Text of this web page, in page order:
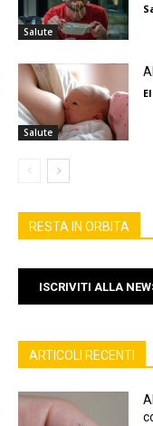
Salute
Salute
RESTA IN ORBITA
ISCRIVITI ALLA
ARTICOLI RECENTI